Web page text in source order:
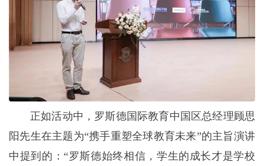
正如活动中，罗斯德国际教育中国区总经理顾思
阳先生在主题为“携手重塑全球教育未来”的主旨演讲
中提到的：“罗斯德始终相信，学生的成长才是学校